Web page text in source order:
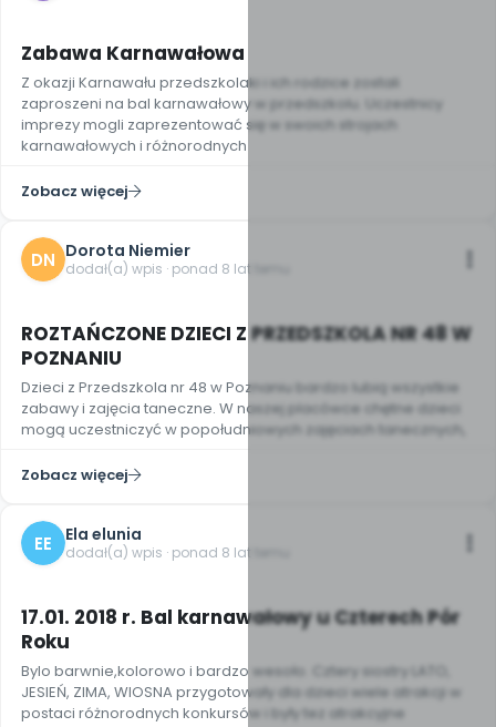
Zabawa Karnawałowa
Z okazji Karnawału przedszkolaki i ich rodzice zostali
zaproszeni na bal karnawałowy w przedszkolu. Uczestnicy
imprezy mogli zaprezentować się w swoich strojach
karnawałowych i różnorodnych
Zobacz więcej
DN Dorota Niemier
dodał(a) wpis · ponad 8 lat temu
ROZTAŃCZONE DZIECI Z PRZEDSZKOLA NR 48 W
POZNANIU
Dzieci z Przedszkola nr 48 w Poznaniu bardzo lubią wszystkie
zabawy i zajęcia taneczne. W naszej placówce chętne dzieci
mogą uczestniczyć w popołudniowych zajęciach tanecznych,
Zobacz więcej
EE Ela elunia
dodał(a) wpis · ponad 8 lat temu
17.01. 2018 r. Bal karnawałowy u Czterech Pór
Roku
Bylo barwnie,kolorowo i bardzo wesoło. Cztery siostry LATO,
JESIEŃ, ZIMA, WIOSNA przygotowały dla dzieci wiele atrakcji w
postaci różnorodnych konkursów i były tez atrakcyjne